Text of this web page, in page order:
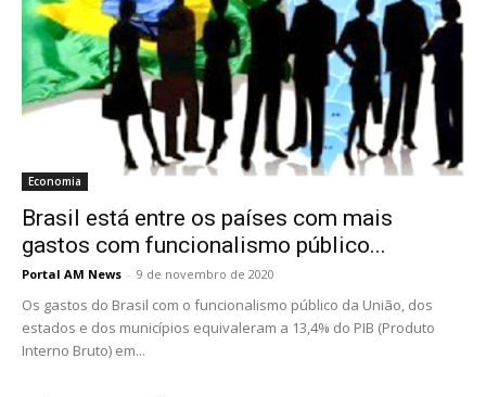
Economia
Brasil está entre os países com mais
gastos com funcionalismo público...
Portal AM News - 9 de novembro de 2020
Os gastos do Brasil com o funcionalismo público da União, dos
estados e dos municípios equivaleram a 13,4% do PIB (Produto
Interno Bruto) em...